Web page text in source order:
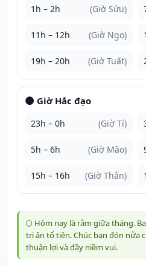
1h – 2h (Giờ Sửu)
11h – 12h (Giờ Ngọ)
19h – 20h (Giờ Tuất)
🌑 Giờ Hắc đạo
23h – 0h (Giờ Tí)
5h – 6h (Giờ Mão)
15h – 16h (Giờ Thân)
🌕 Hôm nay là rằm giữa tháng.
tri ân tổ tiên. Chúc bạn đón nửa
thuận lợi và đầy niềm vui.